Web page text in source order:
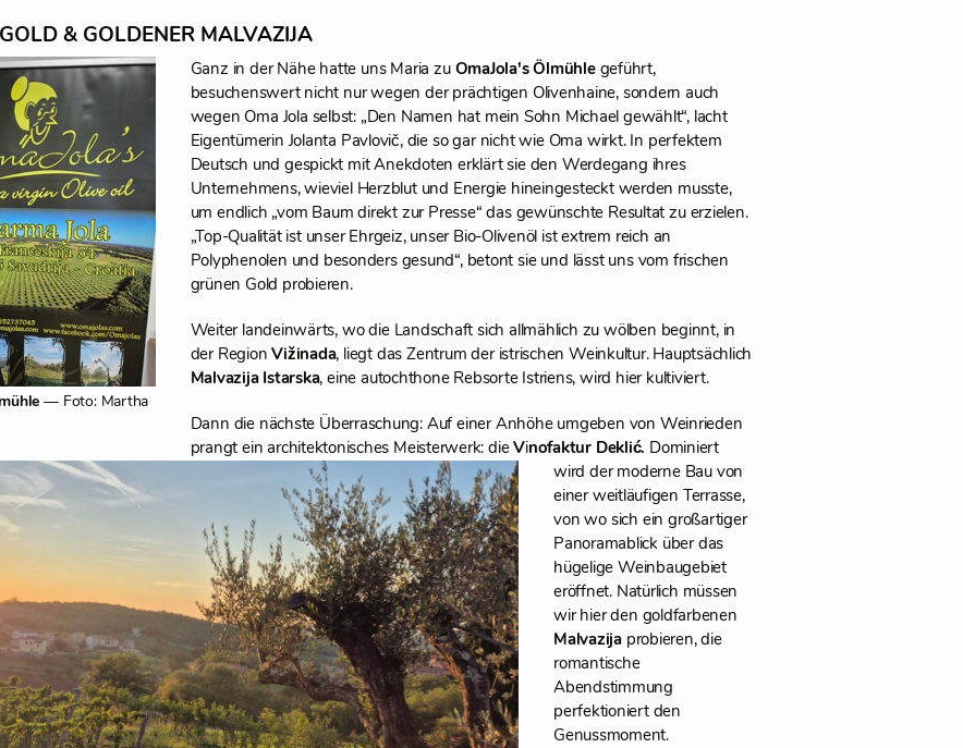
& GOLDENER MALVAZIJA
— Foto: Martha
Ganz in der Nähe hatte uns Maria zu OmaJola's Ölmühlegeführt,
besuchenswert nicht nur wegen der prächtigen Olivenhaine, sondern auch
wegen Oma Jola selbst: „Den Namen hat mein Sohn Michael gewählt“, lacht
Eigentümerin Jolanta Pavlovič, die so gar nicht wie Oma wirkt. In perfektem
Deutsch und gespickt mit Anekdoten erklärt sie den Werdegang ihres
Unternehmens, wieviel Herzblut und Energie hineingesteckt werden musste,
um endlich „vom Baum direkt zur Presse“ das gewünschte Resultat zu erzielen.
„Top-Qualität ist unser Ehrgeiz, unser Bio-Olivenöl ist extrem reich an
Polyphenolen und besonders gesund“, betont sie und lässt uns vom frischen
grünen Gold probieren.
Weiter landeinwärts, wo die Landschaft sich allmählich zu wölben beginnt, in
der RegionVižinada, liegt das Zentrum der istrischen Weinkultur. Hauptsächlich
Malvazija Istarska, eine autochthone Rebsorte Istriens, wird hier kultiviert.
Dann die nächste Überraschung: Auf einer Anhöhe umgeben von Weinrieden
prangt ein architektonisches Meisterwerk: dieVinofaktur Deklić. Dominiert
wird der moderne Bau von
einer weitläufigen Terrasse,
von wo sich ein großartiger
Panoramablick über das
hügelige Weinbaugebiet
eröffnet. Natürlich müssen
wir hier den goldfarbenen
Malvazija probieren, die
romantische
Abendstimmung
perfektioniert den
Genussmoment.